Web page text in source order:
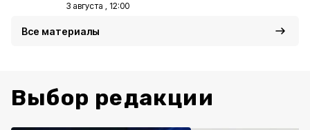
3 августа , 12:00
Все материалы
Выбор редакции